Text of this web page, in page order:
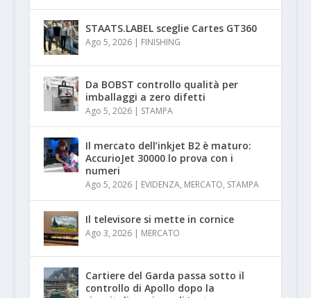
STAATS.LABEL sceglie Cartes GT360
Ago 5, 2026| FINISHING
Da BOBST controllo qualità per
imballaggi a zero difetti
Ago 5, 2026| STAMPA
Il mercato dell’inkjet B2 è maturo:
AccurioJet 30000 lo prova con i
numeri
Ago 5, 2026| EVIDENZA, MERCATO, STAMPA
Il televisore si mette in cornice
Ago 3, 2026| MERCATO
Cartiere del Garda passa sotto il
controllo di Apollo dopo la